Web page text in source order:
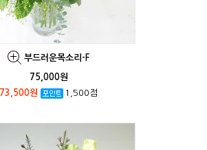
부드러운목소리-F
75,000원
73,500원
1,500점